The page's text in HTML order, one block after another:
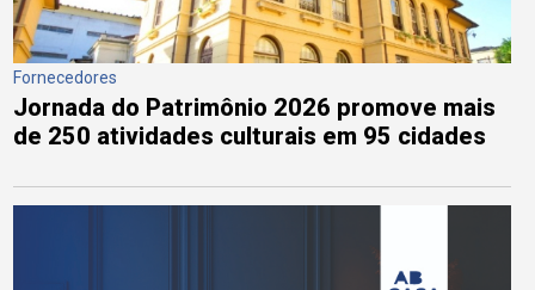
Fornecedores
Jornada do Patrimônio 2026 promove mais
de 250 atividades culturais em 95 cidades